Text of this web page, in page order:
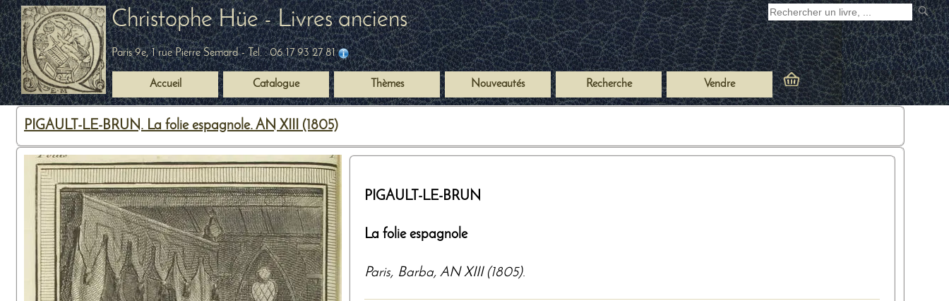
Christophe Hüe - Livres anciens
Paris 9e, 1 rue Pierre Semard- Tel. :06 17 93 27 81
Accueil Catalogue Thèmes Nouveautés Recherche Vendre
PIGAULT-LE-BRUN. La folie espagnole. AN XIII (1805)
PIGAULT-LE-BRUN
La folie espagnole
Paris, Barba, AN XIII (1805).